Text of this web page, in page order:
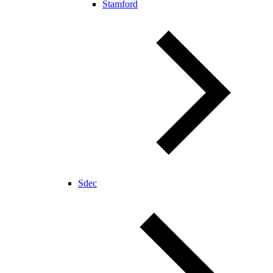
Stamford
Sdec